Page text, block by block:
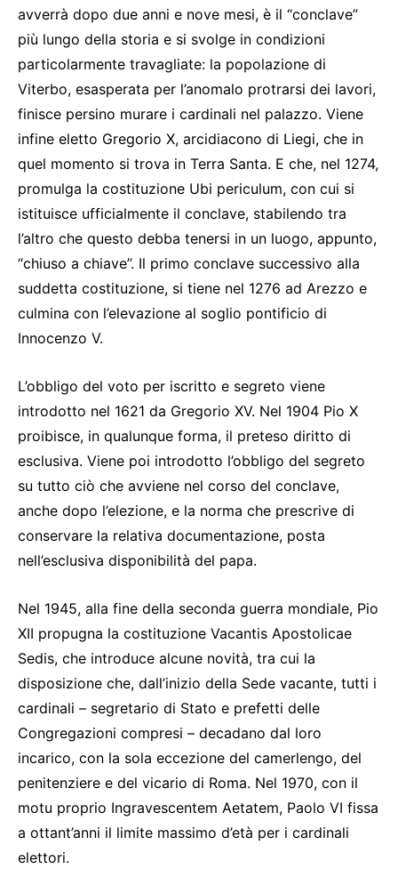
avverrà dopo due anni e nove mesi, è il “conclave”
più lungo della storia e si svolge in condizioni
particolarmente travagliate: la popolazione di
Viterbo, esasperata per l’anomalo protrarsi dei lavori,
finisce persino murare i cardinali nel palazzo. Viene
infine eletto Gregorio X, arcidiacono di Liegi, che in
quel momento si trova in Terra Santa. E che, nel 1274,
promulga la costituzione Ubi periculum, con cui si
istituisce ufficialmente il conclave, stabilendo tra
l’altro che questo debba tenersi in un luogo, appunto,
“chiuso a chiave”. Il primo conclave successivo alla
suddetta costituzione, si tiene nel 1276 ad Arezzo e
culmina con l’elevazione al soglio pontificio di
Innocenzo V.
L’obbligo del voto per iscritto e segreto viene
introdotto nel 1621 da Gregorio XV. Nel 1904 Pio X
proibisce, in qualunque forma, il preteso diritto di
esclusiva. Viene poi introdotto l’obbligo del segreto
su tutto ciò che avviene nel corso del conclave,
anche dopo l’elezione, e la norma che prescrive di
conservare la relativa documentazione, posta
nell’esclusiva disponibilità del papa.
Nel 1945, alla fine della seconda guerra mondiale, Pio
XII propugna la costituzione Vacantis Apostolicae
Sedis, che introduce alcune novità, tra cui la
disposizione che, dall’inizio della Sede vacante, tutti i
cardinali – segretario di Stato e prefetti delle
Congregazioni compresi – decadano dal loro
incarico, con la sola eccezione del camerlengo, del
penitenziere e del vicario di Roma. Nel 1970, con il
motu proprio Ingravescentem Aetatem, Paolo VI fissa
a ottant’anni il limite massimo d’età per i cardinali
elettori.